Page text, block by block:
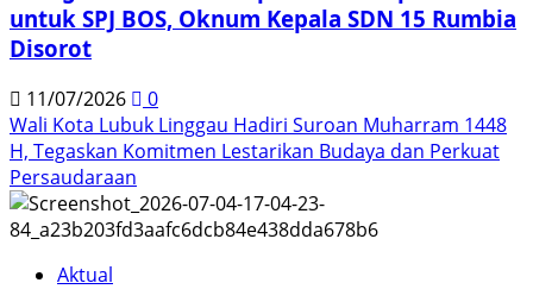
untuk SPJ BOS, Oknum Kepala SDN 15 Rumbia
Disorot
11/07/2026
0
Wali Kota Lubuk Linggau Hadiri Suroan Muharram 1448
H, Tegaskan Komitmen Lestarikan Budaya dan Perkuat
Persaudaraan
Aktual